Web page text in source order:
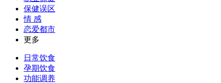
保健误区
情 感
恋爱都市
更多
日常饮食
孕期饮食
功能调养